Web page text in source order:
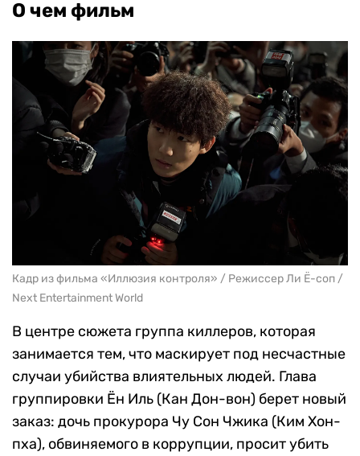
О чем фильм
Кадр из фильма «Иллюзия контроля» / Режиссер Ли Ё-соп /
Next Entertainment World
В центре сюжета группа киллеров, которая
занимается тем, что маскирует под несчастные
случаи убийства влиятельных людей. Глава
группировки Ён Иль (Кан Дон-вон) берет новый
заказ: дочь прокурора Чу Сон Чжика (Ким Хон-
пха), обвиняемого в коррупции, просит убить